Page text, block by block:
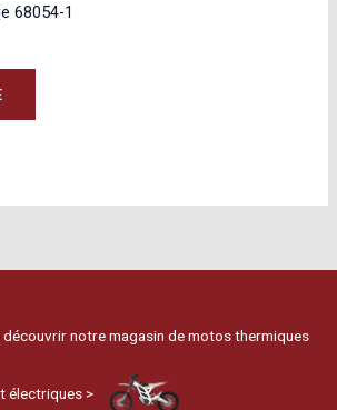
68054-1
découvrir notre magasin de motos thermiques
électriques >